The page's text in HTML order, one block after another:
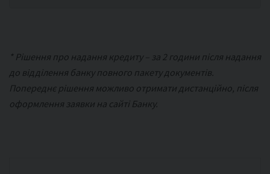
* Рішення про надання кредиту – за 2 години після надання
до відділення банку повного пакету документів.
Попереднє рішення можливо отримати дистанційно, після
оформлення заявки на сайті Банку.